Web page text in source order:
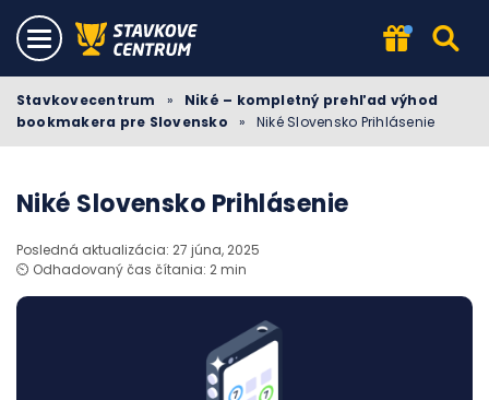
Stavkovecentrum »
Niké – kompletný prehľad výhod
bookmakera pre Slovensko
» Niké Slovensko Prihlásenie
Niké Slovensko Prihlásenie
Posledná aktualizácia: 27 júna, 2025
⏲️ Odhadovaný čas čítania: 2 min